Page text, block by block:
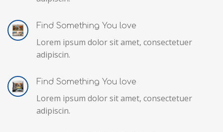
Find Something You love
Lorem ipsum dolor sit amet, consectetuer
adipiscin.
Find Something You love
Lorem ipsum dolor sit amet, consectetuer
adipiscin.